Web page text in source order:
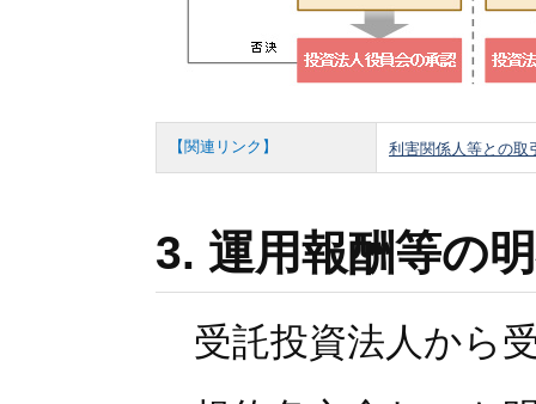
【関連リンク】 利害関係人等との
3. 運用報酬等の
受託投資法人から